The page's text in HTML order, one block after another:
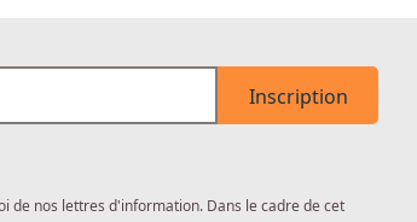
Inscription
de nos lettres d'information. Dans le cadre de cet